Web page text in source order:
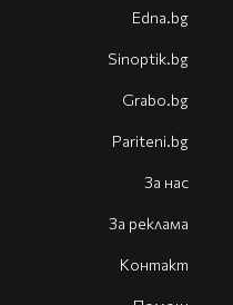
Edna.bg
Sinoptik.bg
Grabo.bg
Pariteni.bg
За нас
За реклама
Контакт